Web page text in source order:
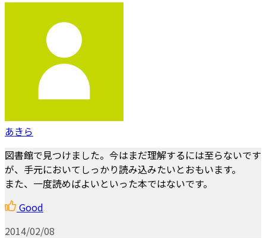
あきら
図書館で見つけました。今はまだ理解するには至らないです
が、手元においてしっかり読み込みたいとおもいます。
また、一度読めばよいといった本ではないです。
Good
2014/02/08